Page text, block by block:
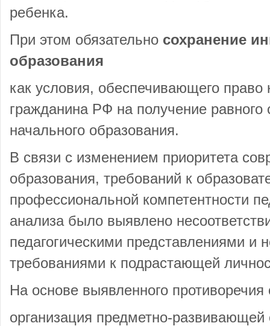
ребенка.
При этом обязательно сохранение
образования
как условия, обеспечивающего право
гражданина РФ на получение равного
начального образования.
В связи с изменением приоритета
образования, требований к
профессиональной компетентности
анализа было выявлено
педагогическими представлениями
требованиями к подрастающей
На основе выявленного
организация предметно-развивающей